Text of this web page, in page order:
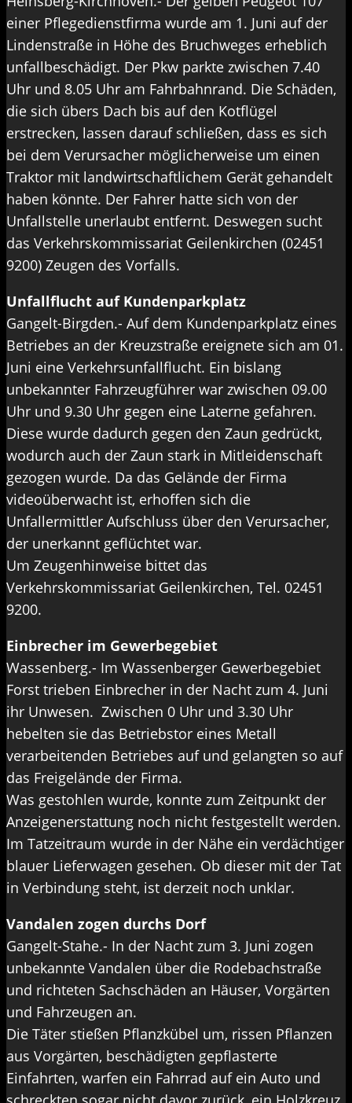
einer Pflegedienstfirma wurde am 1. Juni auf der
Lindenstraße in Höhe des Bruchweges erheblich
unfallbeschädigt. Der Pkw parkte zwischen 7.40
Uhr und 8.05 Uhr am Fahrbahnrand. Die Schäden,
die sich übers Dach bis auf den Kotflügel
erstrecken, lassen darauf schließen, dass es sich
bei dem Verursacher möglicherweise um einen
Traktor mit landwirtschaftlichem Gerät gehandelt
haben könnte. Der Fahrer hatte sich von der
Unfallstelle unerlaubt entfernt. Deswegen sucht
das Verkehrskommissariat Geilenkirchen (02451
9200) Zeugen des Vorfalls.
Unfallflucht auf Kundenparkplatz
Gangelt-Birgden.- Auf dem Kundenparkplatz eines
Betriebes an der Kreuzstraße ereignete sich am 01.
Juni eine Verkehrsunfallflucht. Ein bislang
unbekannter Fahrzeugführer war zwischen 09.00
Uhr und 9.30 Uhr gegen eine Laterne gefahren.
Diese wurde dadurch gegen den Zaun gedrückt,
wodurch auch der Zaun stark in Mitleidenschaft
gezogen wurde. Da das Gelände der Firma
videoüberwacht ist, erhoffen sich die
Unfallermittler Aufschluss über den Verursacher,
der unerkannt geflüchtet war.
Um Zeugenhinweise bittet das
Verkehrskommissariat Geilenkirchen, Tel. 02451
9200.
Einbrecher im Gewerbegebiet
Wassenberg.- Im Wassenberger Gewerbegebiet
Forst trieben Einbrecher in der Nacht zum 4. Juni
ihr Unwesen. Zwischen 0 Uhr und 3.30 Uhr
hebelten sie das Betriebstor eines Metall
verarbeitenden Betriebes auf und gelangten so auf
das Freigelände der Firma.
Was gestohlen wurde, konnte zum Zeitpunkt der
Anzeigenerstattung noch nicht festgestellt werden.
Im Tatzeitraum wurde in der Nähe ein verdächtiger
blauer Lieferwagen gesehen. Ob dieser mit der Tat
in Verbindung steht, ist derzeit noch unklar.
Vandalen zogen durchs Dorf
Gangelt-Stahe.- In der Nacht zum 3. Juni zogen
unbekannte Vandalen über die Rodebachstraße
und richteten Sachschäden an Häuser, Vorgärten
und Fahrzeugen an.
Die Täter stießen Pflanzkübel um, rissen Pflanzen
aus Vorgärten, beschädigten gepflasterte
Einfahrten, warfen ein Fahrrad auf ein Auto und